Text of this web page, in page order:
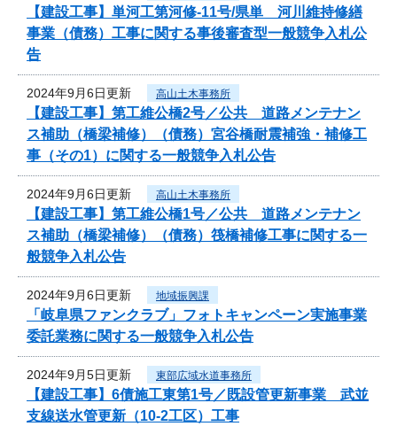
【建設工事】単河工第河修-11号/県単 河川維持修繕
事業（債務）工事に関する事後審査型一般競争入札公
告
2024年9月6日更新 高山土木事務所
【建設工事】第工維公橋2号／公共 道路メンテナン
ス補助（橋梁補修）（債務）宮谷橋耐震補強・補修工
事（その1）に関する一般競争入札公告
2024年9月6日更新 高山土木事務所
【建設工事】第工維公橋1号／公共 道路メンテナン
ス補助（橋梁補修）（債務）筏橋補修工事に関する一
般競争入札公告
2024年9月6日更新 地域振興課
「岐阜県ファンクラブ」フォトキャンペーン実施事業
委託業務に関する一般競争入札公告
2024年9月5日更新 東部広域水道事務所
【建設工事】6債施工東第1号／既設管更新事業 武並
支線送水管更新（10-2工区）工事